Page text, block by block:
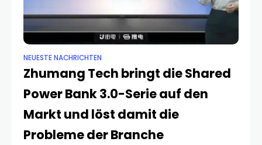
NEUESTE NACHRICHTEN
Zhumang Tech bringt die Shared
Power Bank 3.0-Serie auf den
Markt und löst damit die
Probleme der Branche